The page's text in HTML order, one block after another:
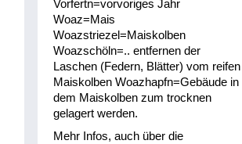
Vorfertn=vorvoriges Jahr
Woaz=Mais
Woazstriezel=Maiskolben
Woazschöln=.. entfernen der
Laschen (Federn, Blätter) vom reifen
Maiskolben Woazhapfn=Gebäude in
dem Maiskolben zum trocknen
gelagert werden.
Mehr Infos, auch über die